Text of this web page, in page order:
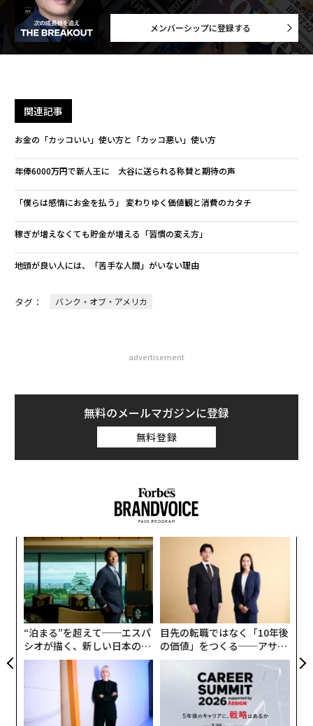
メンバーシップに登録する
関連記事
お金の「カッコいい」使い方と「カッコ悪い」使い方
年俸6000万円で新人王に 大谷に送られる称賛と期待の声
「僕らは感情にお金を払う」 変わりゆく価値観と消費のカタチ
稼ぎが増えなくても貯金が増える「習慣の変え方」
地頭が良い人には、「苦手な人間」がいない理由
タグ： バンク・オブ・アメリカ
advertisement
無料のメールマガジンに登録
無料登録
“泊まる”を超えて──エスパ
シオが描く、新しい日本のラ
グジュアリー（前編）
目先の転職ではなく「10年後
の価値」をつくる──アサイ
ンの長期伴走型支援とは